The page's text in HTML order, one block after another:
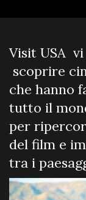
Visit USA
scoprire
che hanno
tutto il
per
del film e
tra i